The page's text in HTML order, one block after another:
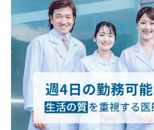
値証
治
を